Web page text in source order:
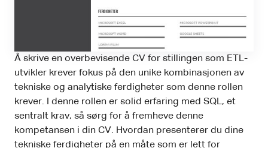
Å skrive en overbevisende CV for stillingen som ETL-
utvikler krever fokus på den unike kombinasjonen av
tekniske og analytiske ferdigheter som denne rollen
krever. I denne rollen er solid erfaring med SQL, et
sentralt krav, så sørg for å fremheve denne
kompetansen i din CV. Hvordan presenterer du dine
tekniske ferdigheter på en måte som er lett for